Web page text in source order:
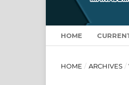
HOME
HOME / ARCHIVES /